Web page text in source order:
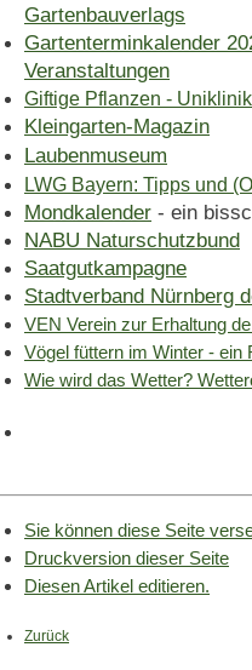
Gartenbauverlags
Gartenterminkalender
Veranstaltungen
Giftige Pflanzen -
Kleingarten-Magazin
Laubenmuseum
LWG Bayern: Tipps und
Mondkalender - ein
NABU Naturschutzbund
Saatgutkampagne
Stadtverband Nürnberg
VEN Verein zur Erhaltung
Vögel füttern im Winter - ein
Wie wird das Wetter?
Sie können diese Seite
Druckversion dieser Seite
Diesen Artikel editieren.
Zurück